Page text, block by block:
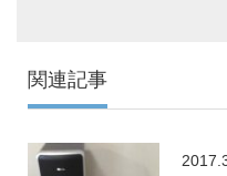
関連記事